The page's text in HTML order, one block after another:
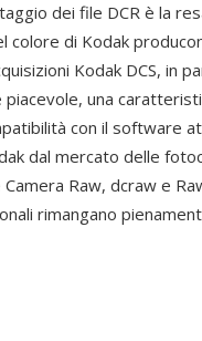
dei file DCR è la
colore di Kodak
Kodak DCS, in
una
con il software
dal mercato delle
Camera Raw, dcraw e
rimangano